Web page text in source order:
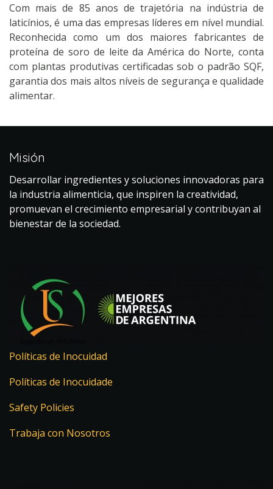
Com mais de 85 anos de trajetória na indústria de
laticínios, é uma das empresas líderes em nível mundial.
Reconhecida como um dos maiores fabricantes de
proteína de soro de leite da América do Norte, conta
com plantas produtivas certificadas sob o padrão SQF,
garantia dos mais altos níveis de segurança e qualidade
alimentar.
Misión
Desarrollar ingredientes y soluciones innovadoras para
la industria alimenticia, que inspiren la creatividad,
promuevan el crecimiento empresarial y contribuyan al
bienestar de la sociedad.
Políticas de Inocuidad
Políticas de Inocuidade
Safety Policies
Trabaja con Nosotros